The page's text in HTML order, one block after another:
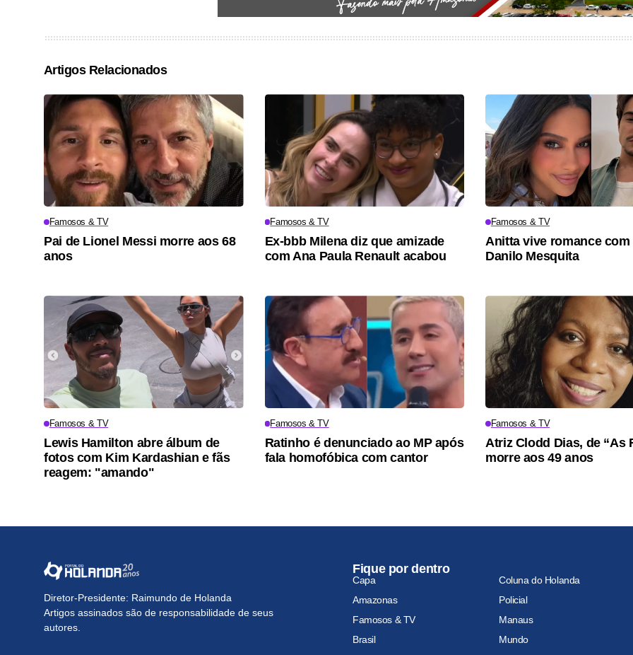
Artigos Relacionados
Famosos & TV
Pai de Lionel Messi morre aos 68
anos
Famosos & TV
Ex-bbb Milena diz que amizade
com Ana Paula Renault acabou
Famosos & TV
Anitta vive romance com
Danilo Mesquita
Famosos & TV
Lewis Hamilton abre álbum de
fotos com Kim Kardashian e fãs
reagem: "amando"
Famosos & TV
Ratinho é denunciado ao MP após
fala homofóbica com cantor
Famosos & TV
Atriz Clodd Dias, de “As
morre aos 49 anos
Diretor-Presidente: Raimundo de Holanda
Artigos assinados são de responsabilidade de seus
autores.
Fique por dentro
Capa
Coluna do Holanda
Amazonas
Policial
Famosos & TV
Manaus
Brasil
Mundo